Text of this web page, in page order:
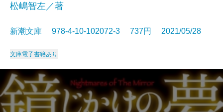
松嶋智左／著
新潮文庫 978-4-10-102072-3 737円 2021/05/28
文庫電子書籍あり